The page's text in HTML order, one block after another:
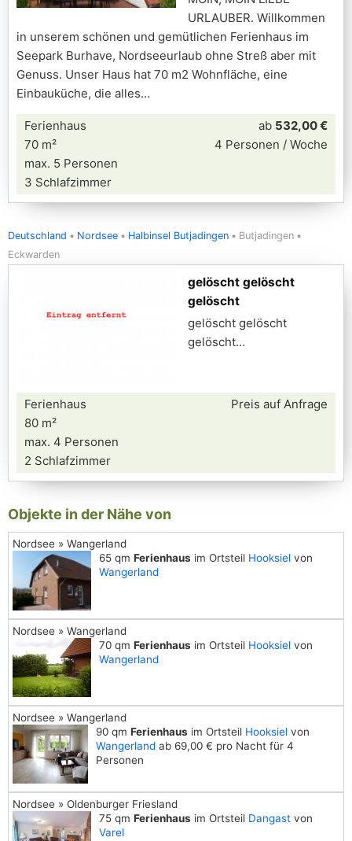
URLAUBER. Willkommen
in unserem schönen und gemütlichen Ferienhaus im
Seepark Burhave, Nordseeurlaub ohne Streß aber mit
Genuss. Unser Haus hat 70 m2 Wohnfläche, eine
Einbauküche, die alles
Ferienhaus
70 m²
max. 5 Personen
3 Schlafzimmer
ab 532,00 €
4 Personen / Woche
Deutschland Nordsee Halbinsel Butjadingen
Butjadingen
Eckwarden
gelöscht gelöscht
gelöscht
gelöscht gelöscht
gelöscht
Ferienhaus
80 m²
max. 4 Personen
2 Schlafzimmer
Preis auf Anfrage
Objekte in der Nähe von
Nordsee » Wangerland
65 qm Ferienhaus im Ortsteil Hooksiel von
Wangerland
Nordsee » Wangerland
70 qm Ferienhaus im Ortsteil Hooksiel von
Wangerland
Nordsee » Wangerland
90 qm Ferienhaus im Ortsteil Hooksiel von
Wangerland ab 69,00 € pro Nacht für 4
Personen
Nordsee » Oldenburger Friesland
75 qm Ferienhaus im Ortsteil Dangast von
Varel